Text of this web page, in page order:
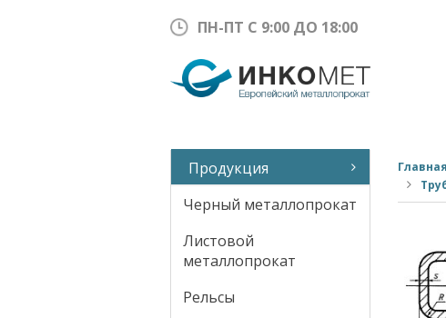
ПН-ПТ С 9:00 ДО 18:00
Продукция
Черный металлопрокат
Листовой
металлопрокат
Рельсы
Главная